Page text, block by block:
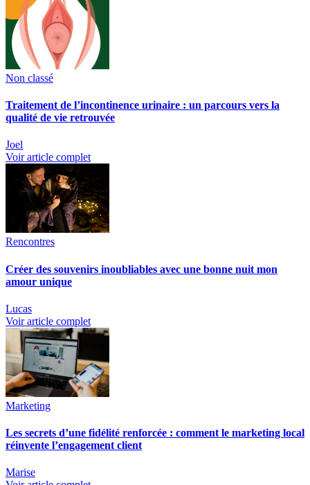
Non classé
Traitement de l’incontinence urinaire : un parcours vers la
qualité de vie retrouvée
Joel
Voir article complet
Rencontres
Créer des souvenirs inoubliables avec une bonne nuit mon
amour unique
Lucas
Voir article complet
Marketing
Les secrets d’une fidélité renforcée : comment le marketing local
réinvente l’engagement client
Marise